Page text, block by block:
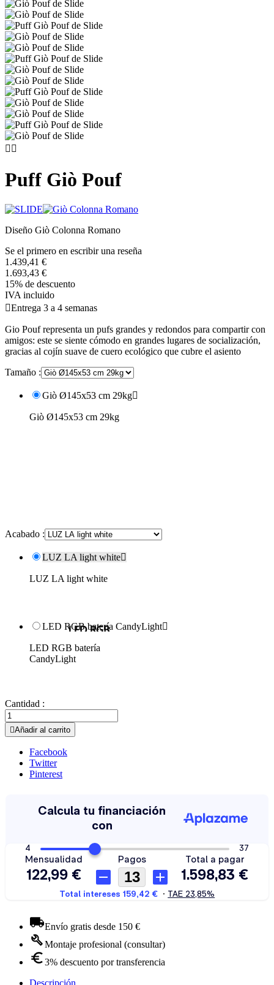
 
Puff Giò Pouf
Diseño Giò Colonna Romano
Se el primero en escribir una reseña
1.439,41 €
1.693,43 €
15% de descuento
IVA incluido
Entrega 3 a 4 semanas
Gio Pouf representa un pufs grandes y redondos para compartir con
amigos: este se siente cómodo en grandes lugares de socialización,
gracias al cojín suave de cuero ecológico que cubre el asiento
Tamaño :
Giò Ø145x53 cm 29kg
Giò Ø145x53 cm 29kg
Acabado :
LUZ LA light white
LUZ LA light white
LED RGB batería CandyLight
LED RGB batería
CandyLight
Cantidad :
Añadir al carrito
Facebook
Twitter
Pinterest
Envío gratis desde 150 €
Montaje profesional (consultar)
3% descuento por transferencia
Descripción